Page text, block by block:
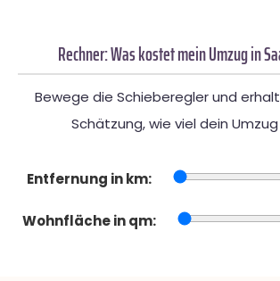
Rechner: Was kostet mein Umzug in
Bewege die Schieberegler und
Schätzung, wie viel dein
Entfernung in km:
Wohnfläche in qm: